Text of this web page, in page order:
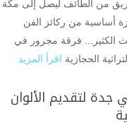
من الطائف ليصل إلى مكة
أساسية من ركائز الفن
الكثير... فرقة مجرور في
الحجازية اقرأ المزيد
لتقديم الألوان